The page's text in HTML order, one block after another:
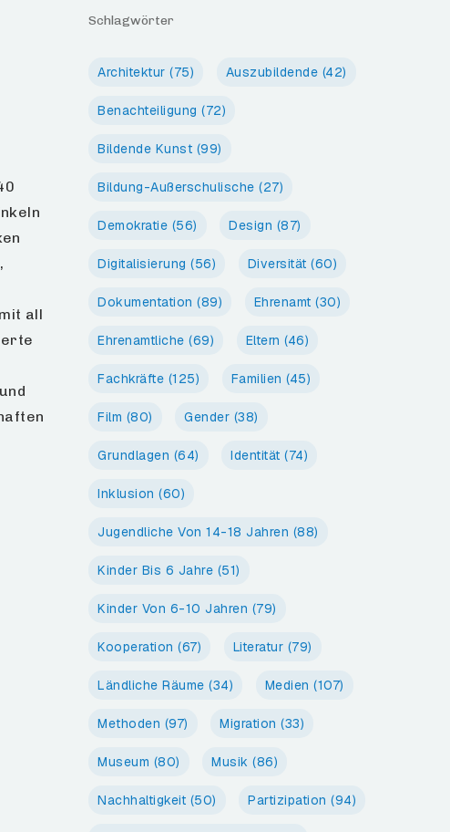
all
Schlagwörter
Architektur (75) Auszubildende (42)
Benachteiligung (72)
Bildende Kunst (99)
Bildung-Außerschulische (27)
Demokratie (56) Design (87)
Digitalisierung (56) Diversität (60)
Dokumentation (89) Ehrenamt (30)
Ehrenamtliche (69) Eltern (46)
Fachkräfte (125) Familien (45)
Film (80) Gender (38)
Grundlagen (64) Identität (74)
Inklusion (60)
Jugendliche Von 14-18 Jahren (88)
Kinder Bis 6 Jahre (51)
Kinder Von 6-10 Jahren (79)
Kooperation (67) Literatur (79)
Ländliche Räume (34) Medien (107)
Methoden (97) Migration (33)
Museum (80) Musik (86)
Nachhaltigkeit (50) Partizipation (94)